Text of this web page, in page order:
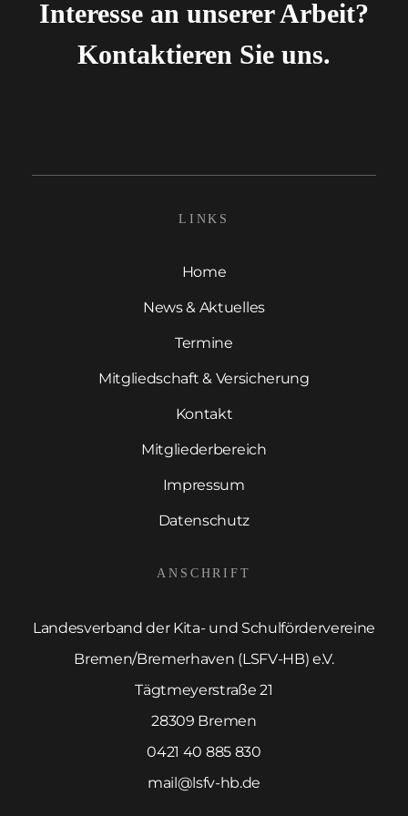
Interesse an unserer Arbeit?
Kontaktieren Sie uns.
LINKS
Home
News & Aktuelles
Termine
Mitgliedschaft & Versicherung
Kontakt
Mitgliederbereich
Impressum
Datenschutz
ANSCHRIFT
Landesverband der Kita- und Schulfördervereine
Bremen/Bremerhaven (LSFV-HB) e.V.
Tägtmeyerstraße 21
28309 Bremen
0421 40 885 830
mail@lsfv-hb.de